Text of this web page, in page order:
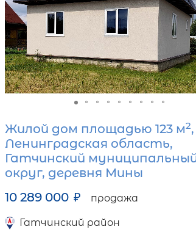
Жилой дом площадью 123 м2,
Ленинградская область,
Гатчинский
округ, деревня Мины
10 289 000 ₽ продажа
Гатчинский район